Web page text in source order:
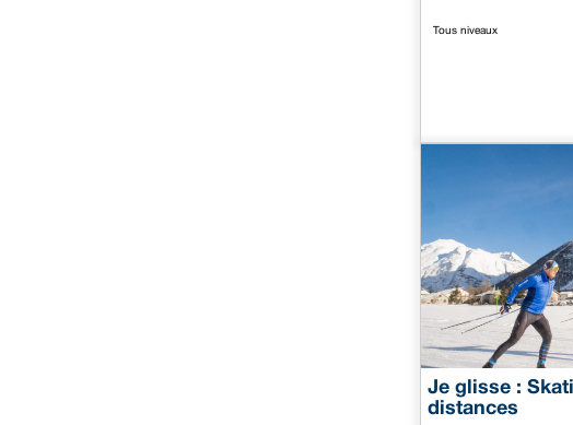
Tous niveaux
Je glisse :
distances